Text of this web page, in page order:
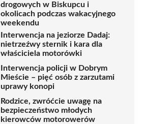
drogowych w Biskupcu i
okolicach podczas wakacyjnego
weekendu
Interwencja na jeziorze Dadaj:
nietrzeźwy sternik i kara dla
właściciela motorówki
Interwencja policji w Dobrym
Mieście – pięć osób z zarzutami
uprawy konopi
Rodzice, zwróćcie uwagę na
bezpieczeństwo młodych
kierowców motorowerów